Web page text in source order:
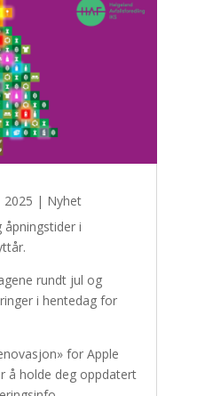
2025 | Nyhet
i
rundt jul og
i hentedag for
for Apple
å holde deg oppdatert